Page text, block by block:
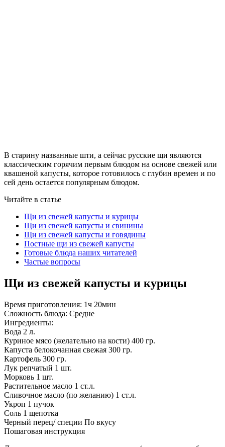
В старину названные шти, а сейчас русские щи являются
классическим горячим первым блюдом на основе свежей или
квашеной капусты, которое готовилось с глубин времен и по
сей день остается популярным блюдом.
Читайте в статье
Щи из свежей капусты и курицы
Щи из свежей капусты и свинины
Щи из свежей капусты и говядины
Постные щи из свежей капусты
Готовые блюда наших читателей
Частые вопросы
Щи из свежей капусты и курицы
Время приготовления: 1ч 20мин
Сложность блюда: Средне
Ингредиенты:
Вода 2 л.
Куриное мясо (желательно на кости) 400 гр.
Капуста белокочанная свежая 300 гр.
Картофель 300 гр.
Лук репчатый 1 шт.
Морковь 1 шт.
Растительное масло 1 ст.л.
Сливочное масло (по желанию) 1 ст.л.
Укроп 1 пучок
Соль 1 щепотка
Черный перец/ специи По вкусу
Пошаговая инструкция